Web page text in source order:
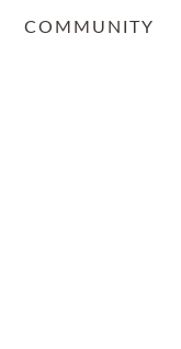
COMMUNITY